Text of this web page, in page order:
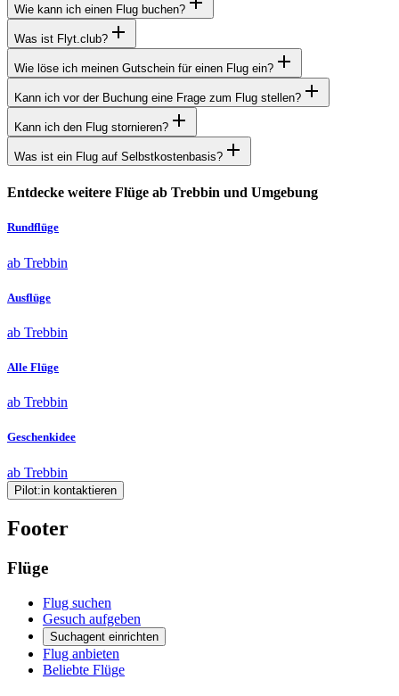
Wie kann ich einen Flug buchen?
Was ist Flyt.club?
Wie löse ich meinen Gutschein für einen Flug ein?
Kann ich vor der Buchung eine Frage zum Flug stellen?
Kann ich den Flug stornieren?
Was ist ein Flug auf Selbstkostenbasis?
Entdecke weitere Flüge ab Trebbin und Umgebung
Rundflüge
ab Trebbin
Ausflüge
ab Trebbin
Alle Flüge
ab Trebbin
Geschenkidee
ab Trebbin
Pilot:in kontaktieren
Footer
Flüge
Flug suchen
Gesuch aufgeben
Suchagent einrichten
Flug anbieten
Beliebte Flüge